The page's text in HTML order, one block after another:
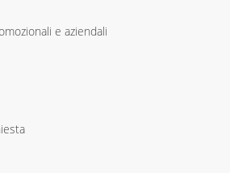
e aziendali